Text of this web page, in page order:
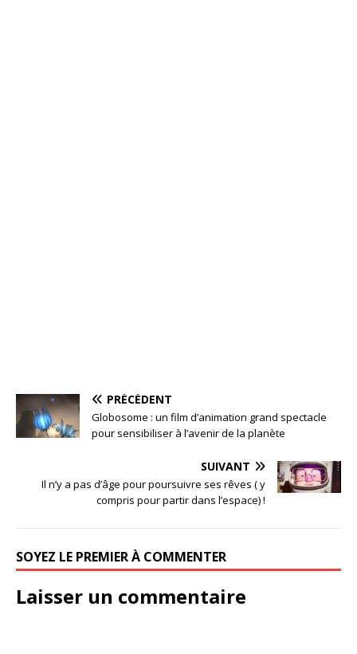
PRÉCÉDENT
Globosome : un film d’animation grand spectacle
pour sensibiliser à l’avenir de la planète
SUIVANT
Il n’y a pas d’âge pour poursuivre ses rêves ( y
compris pour partir dans l’espace) !
SOYEZ LE PREMIER À COMMENTER
Laisser un commentaire